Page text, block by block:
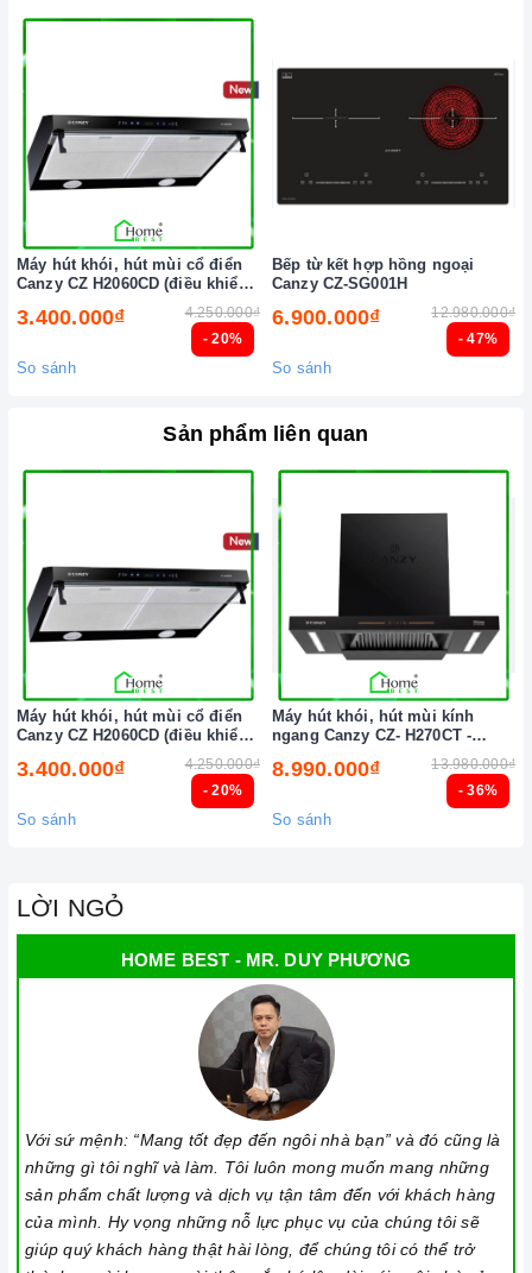
- 20%
Máy hút khói, hút mùi cổ điển
Canzy CZ H2060CD (điều khiển
3.400.000₫ 4.250.000₫
So sánh
- 47%
Bếp từ kết hợp hồng ngoại
Canzy CZ-SG001H
6.900.000₫ 12.980.000₫
So sánh
Sản phẩm liên quan
- 20%
Máy hút khói, hút mùi cổ điển
Canzy CZ H2060CD (điều khiển
3.400.000₫ 4.250.000₫
So sánh
- 36%
Máy hút khói, hút mùi kính
ngang Canzy CZ- H270CT -
H271CT (điều khiển cảm ứng
vẫy tay)
8.990.000₫ 13.980.000₫
So sánh
LỜI NGỎ
HOME BEST - MR. DUY PHƯƠNG
Với sứ mệnh: “Mang tốt đẹp đến ngôi nhà bạn” và đó cũng là
những gì tôi nghĩ và làm. Tôi luôn mong muốn mang những
sản phẩm chất lượng và dịch vụ tận tâm đến với khách hàng
của mình. Hy vọng những nỗ lực phục vụ của chúng tôi sẽ
giúp quý khách hàng thật hài lòng, để chúng tôi có thể trở